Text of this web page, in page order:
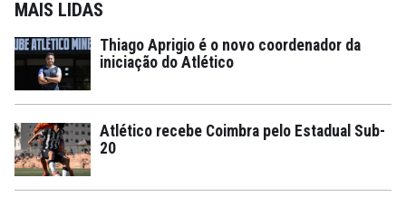
MAIS LIDAS
Thiago Aprigio é o novo coordenador da
iniciação do Atlético
Atlético recebe Coimbra pelo Estadual Sub-
20